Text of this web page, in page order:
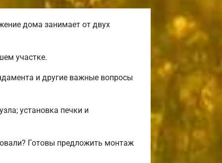
дома занимает от двух
участке.
и другие важные вопросы
установка печки и
Готовы предложить монтаж